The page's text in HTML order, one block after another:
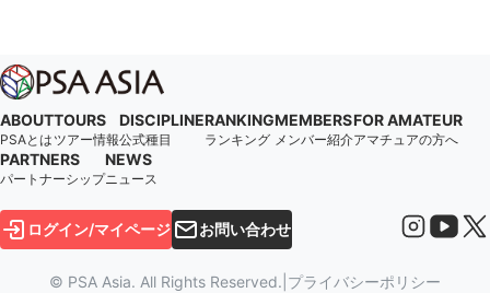
ABOUT
PSAとは
TOURS
ツアー情報
DISCIPLINE
公式種目
RANKING
ランキング
MEMBERS
メンバー紹介
FOR AMATEUR
アマチュアの方へ
PARTNERS
パートナーシップ
NEWS
ニュース
ログイン/マイページ お問い合わせ
© PSA Asia. All Rights Reserved. プライバシーポリシー